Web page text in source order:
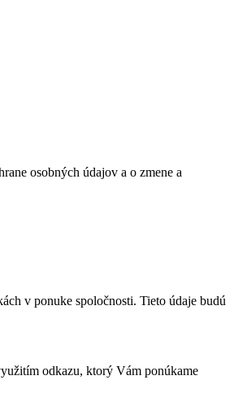
osobných údajov a o zmene a
v ponuke spoločnosti. Tieto údaje budú
odkazu, ktorý Vám ponúkame